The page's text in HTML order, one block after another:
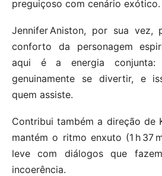
preguiçoso com cenário exótico.
Jennifer Aniston, por sua vez,
conforto da personagem
aqui é a energia conjunta:
genuinamente se divertir, e
quem assiste.
Contribui também a direção de
mantém o ritmo enxuto (1 h 37
leve com diálogos que
incoerência.